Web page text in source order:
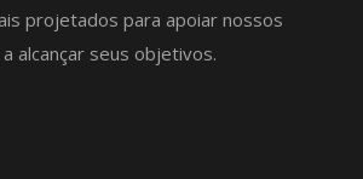
projetados para apoiar nossos
alcançar seus objetivos.